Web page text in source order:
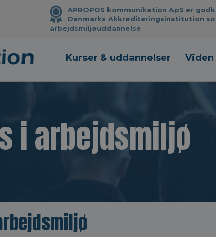
APROPOS kommunikation ApS er
Danmarks Akkrediteringsinstitution
arbejdsmiljøuddannelse
Kurser & uddannelser
i arbejdsmiljø